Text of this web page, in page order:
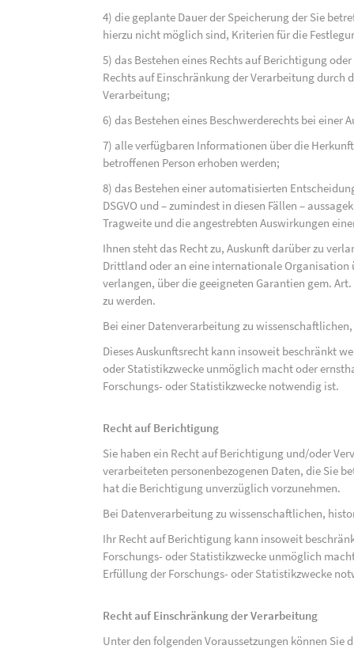
4) die geplante Dauer der Speicherung der Sie
hierzu nicht möglich sind, Kriterien für die
5) das Bestehen eines Rechts auf Berichtigung
Rechts auf Einschränkung der Verarbeitung durch
Verarbeitung;
6) das Bestehen eines Beschwerderechts bei einer
7) alle verfügbaren Informationen über die
betroffenen Person erhoben werden;
8) das Bestehen einer automatisierten
DSGVO und – zumindest in diesen Fällen –
Tragweite und die angestrebten Auswirkungen
Ihnen steht das Recht zu, Auskunft darüber zu
Drittland oder an eine internationale Organisation
verlangen, über die geeigneten Garantien gem.
zu werden.
Bei einer Datenverarbeitung zu
Dieses Auskunftsrecht kann insoweit beschränkt
oder Statistikzwecke unmöglich macht oder
Forschungs- oder Statistikzwecke notwendig ist.
Recht auf Berichtigung
Sie haben ein Recht auf Berichtigung und/oder
verarbeiteten personenbezogenen Daten, die Sie
hat die Berichtigung unverzüglich vorzunehmen.
Bei Datenverarbeitung zu wissenschaftlichen,
Ihr Recht auf Berichtigung kann insoweit
Forschungs- oder Statistikzwecke unmöglich
Erfüllung der Forschungs- oder Statistikzwecke
Recht auf Einschränkung der Verarbeitung
Unter den folgenden Voraussetzungen können